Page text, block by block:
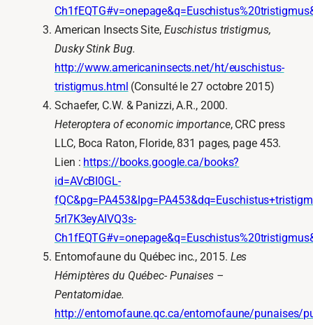
American Insects Site, Euschistus tristigmus,
Dusky Stink Bug.
http://www.americaninsects.net/ht/euschistus-
tristigmus.html (Consulté le 27 octobre 2015)
Schaefer, C.W. & Panizzi, A.R., 2000.
Heteroptera of economic importance, CRC press
LLC, Boca Raton, Floride, 831 pages, page 453.
Lien : https://books.google.ca/books?
id=AVcBI0GL-
5rl7K3eyAIVQ3s-
Entomofaune du Québec inc., 2015. Les
Hémiptères du Québec- Punaises –
Pentatomidae.
http://entomofaune.qc.ca/entomofaune/punaises/